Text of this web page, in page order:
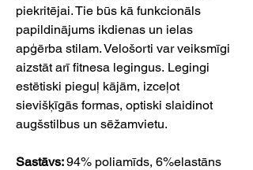
piekritējai. Tie būs kā funkcionāls
papildinājums ikdienas un ielas
apģērba stilam. Velošorti var veiksmīgi
aizstāt arī fitnesa legingus. Legingi
estētiski pieguļ kājām, izceļot
sievišķīgās formas, optiski slaidinot
augšstilbus un sēžamvietu.
Sastāvs:94% poliamīds, 6%elastāns